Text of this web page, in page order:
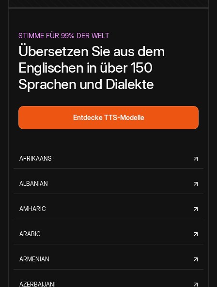
STIMME FÜR 99% DER WELT
Übersetzen Sie aus dem
Englischen in über 150
Sprachen und Dialekte
Entdecke TTS-Modelle
AFRIKAANS
ALBANIAN
AMHARIC
ARABIC
ARMENIAN
AZERBAIJANI